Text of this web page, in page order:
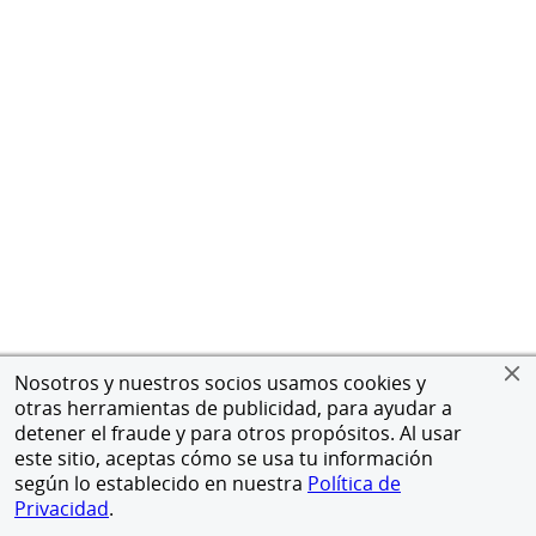
Nosotros y nuestros socios usamos cookies y
otras herramientas de publicidad, para ayudar a
detener el fraude y para otros propósitos. Al usar
este sitio, aceptas cómo se usa tu información
según lo establecido en nuestra Política de
Privacidad.